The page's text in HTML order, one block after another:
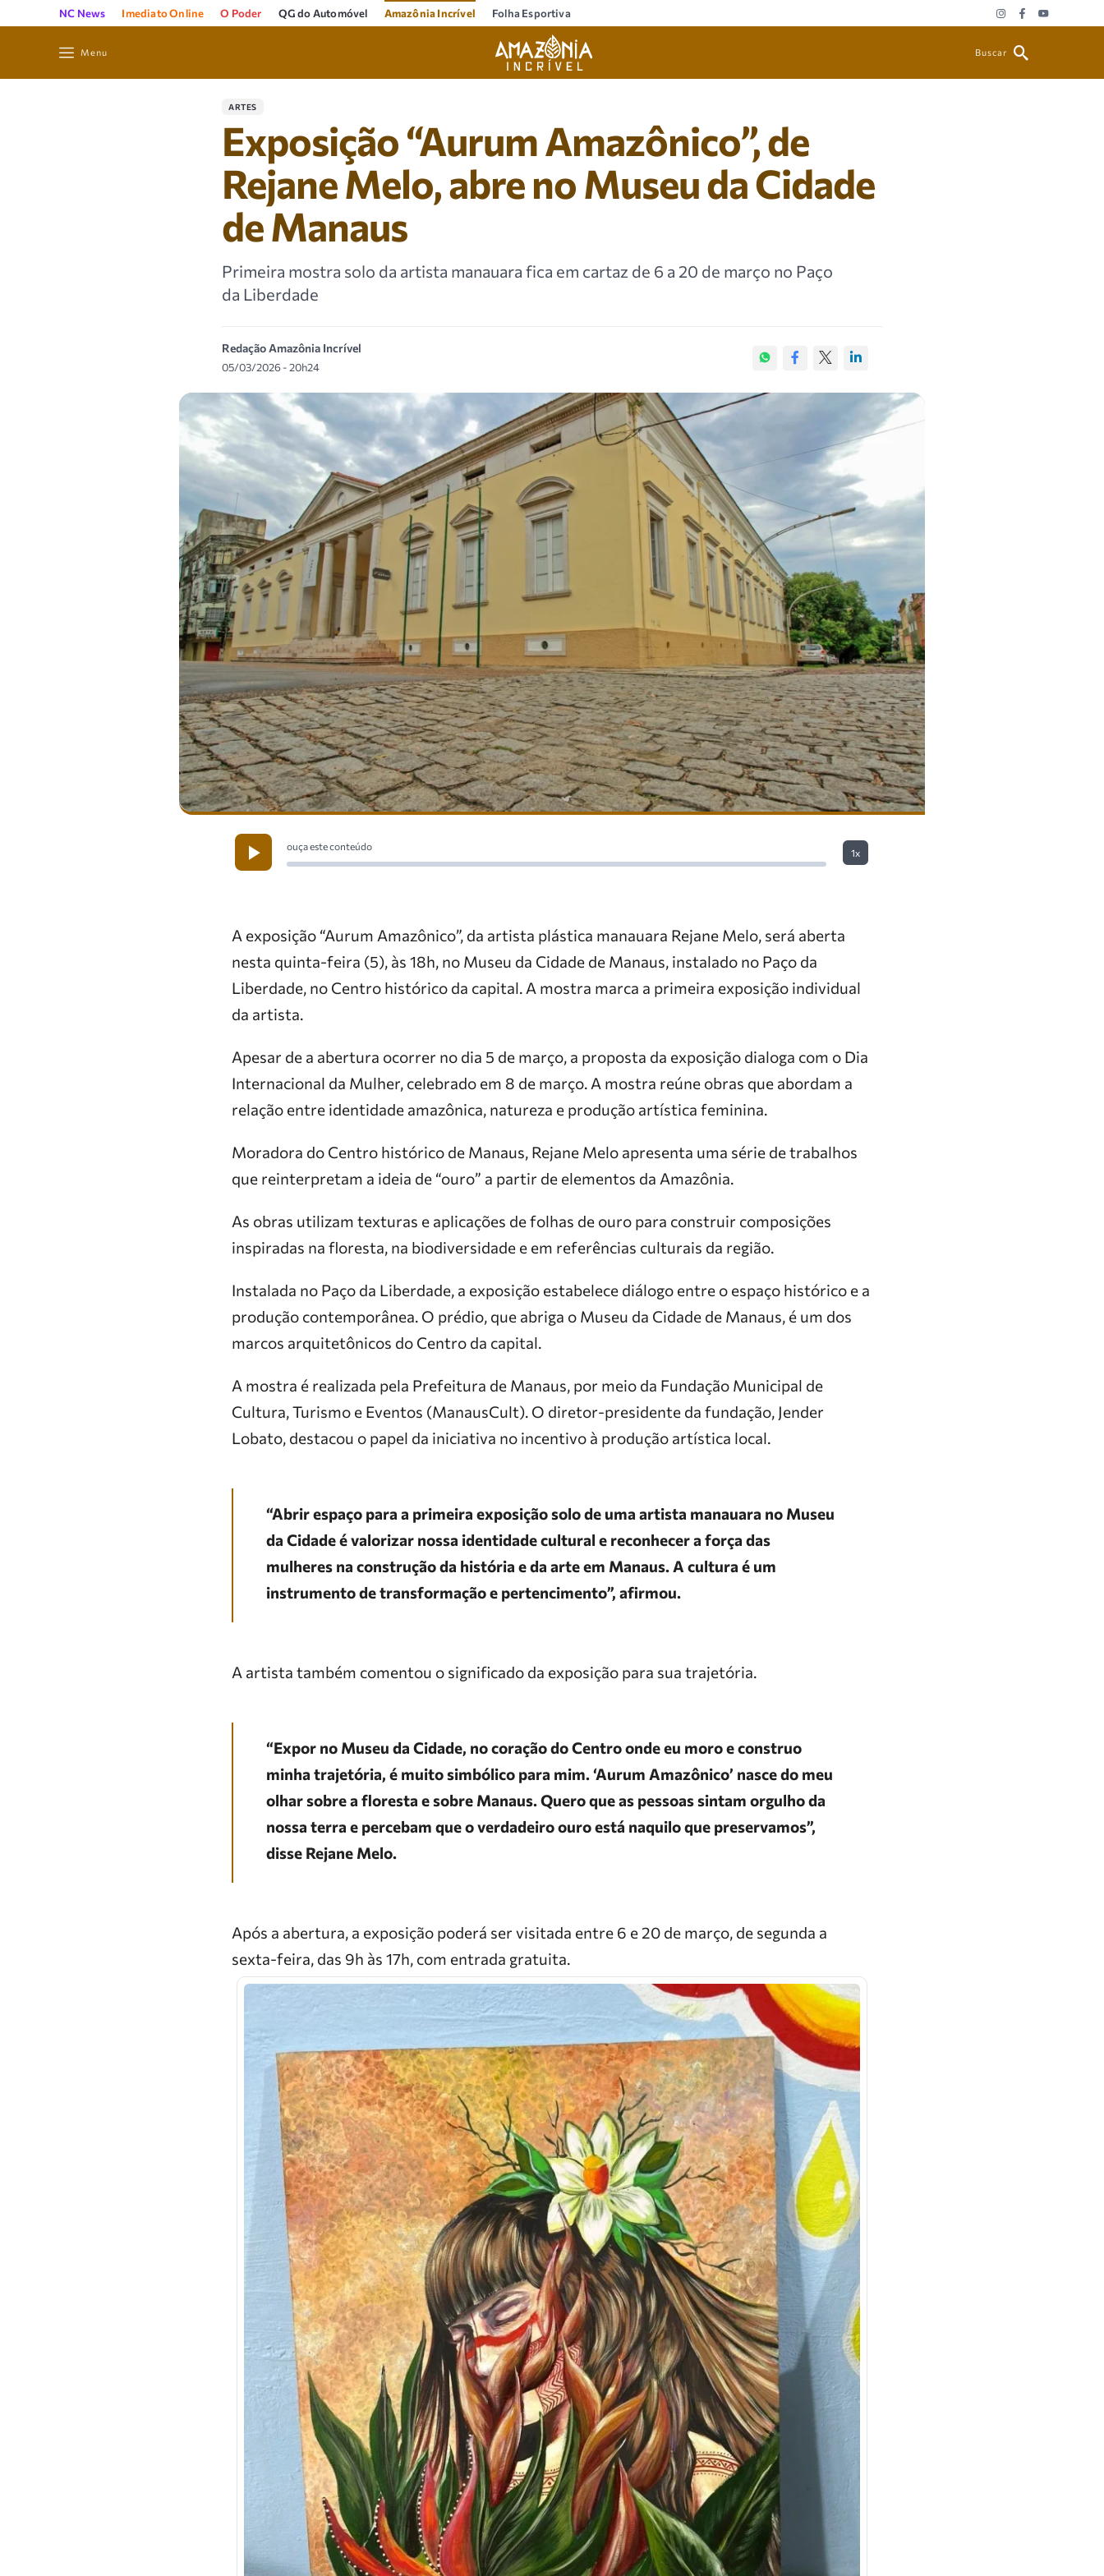
NC News Imediato Online O Poder QG do Automóvel Amazônia Incrível Folha Esportiva
Menu Buscar
ARTES
Exposição “Aurum Amazônico”, de
Rejane Melo, abre no Museu da Cidade
de Manaus
Primeira mostra solo da artista manauara fica em cartaz de 6 a 20 de março no Paço
da Liberdade
Redação Amazônia Incrível
05/03/2026 - 20h24
ouça este conteúdo
1x
A exposição “Aurum Amazônico”, da artista plástica manauara Rejane Melo, será aberta
nesta quinta-feira (5), às 18h, no Museu da Cidade de Manaus, instalado no Paço da
Liberdade, no Centro histórico da capital. A mostra marca a primeira exposição individual
da artista.
Apesar de a abertura ocorrer no dia 5 de março, a proposta da exposição dialoga com o Dia
Internacional da Mulher, celebrado em 8 de março. A mostra reúne obras que abordam a
relação entre identidade amazônica, natureza e produção artística feminina.
Moradora do Centro histórico de Manaus, Rejane Melo apresenta uma série de trabalhos
que reinterpretam a ideia de “ouro” a partir de elementos da Amazônia.
As obras utilizam texturas e aplicações de folhas de ouro para construir composições
inspiradas na floresta, na biodiversidade e em referências culturais da região.
Instalada no Paço da Liberdade, a exposição estabelece diálogo entre o espaço histórico e a
produção contemporânea. O prédio, que abriga o Museu da Cidade de Manaus, é um dos
marcos arquitetônicos do Centro da capital.
A mostra é realizada pela Prefeitura de Manaus, por meio da Fundação Municipal de
Cultura, Turismo e Eventos (ManausCult). O diretor-presidente da fundação, Jender
Lobato, destacou o papel da iniciativa no incentivo à produção artística local.
“Abrir espaço para a primeira exposição solo de uma artista manauara no Museu
da Cidade é valorizar nossa identidade cultural e reconhecer a força das
mulheres na construção da história e da arte em Manaus. A cultura é um
instrumento de transformação e pertencimento”, afirmou.
A artista também comentou o significado da exposição para sua trajetória.
“Expor no Museu da Cidade, no coração do Centro onde eu moro e construo
minha trajetória, é muito simbólico para mim. ‘Aurum Amazônico’ nasce do meu
olhar sobre a floresta e sobre Manaus. Quero que as pessoas sintam orgulho da
nossa terra e percebam que o verdadeiro ouro está naquilo que preservamos”,
disse Rejane Melo.
Após a abertura, a exposição poderá ser visitada entre 6 e 20 de março, de segunda a
sexta-feira, das 9h às 17h, com entrada gratuita.